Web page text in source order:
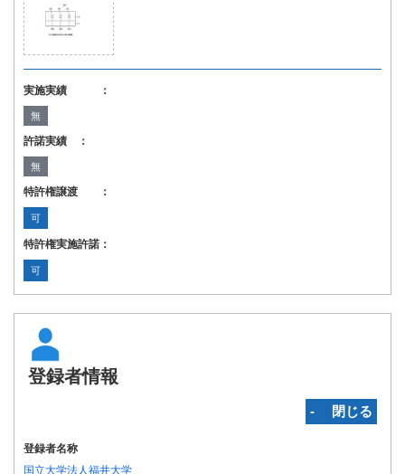
実施実績 ：
無
許諾実績 ：
無
特許権譲渡 ：
可
特許権実施許諾：
可
登録者情報
‐ 閉じる
登録者名称
国立大学法人福井大学